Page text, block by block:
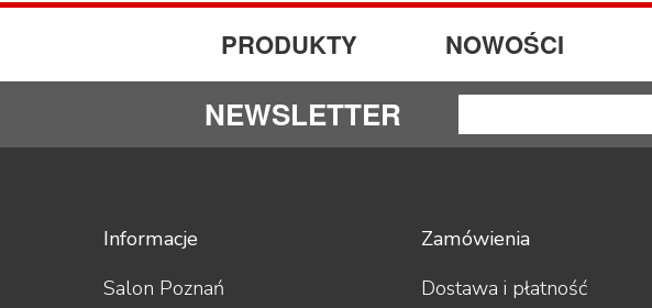
PRODUKTY NOWOŚCI
NEWSLETTER
Informacje
Salon Poznań
Zamówienia
Dostawa i płatność